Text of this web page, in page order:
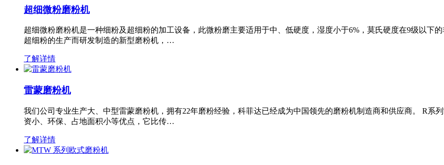
超细微粉磨粉机
超细微粉磨粉机是一种细粉及超细粉的加工设备，此微粉磨主要适用于中、低硬度，湿度小于6%，莫氏硬度在9级以下
超细粉的生产而研发制造的新型磨粉机，…
了解详情
雷蒙磨粉机
我们公司专业生产大、中型雷蒙磨粉机，拥有22年磨粉经验，科菲达已经成为中国领先的磨粉机制造商和供应商。 R系
资小、环保、占地面积小等优点，它比传…
了解详情